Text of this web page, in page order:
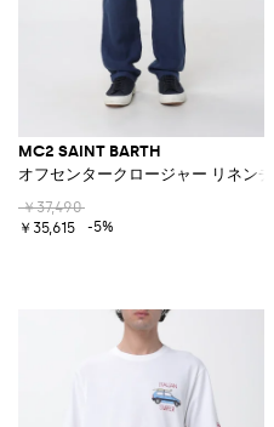
MC2 SAINT BARTH
オフセンタークロージャー リネン
￥37,490
￥35,615
-5%